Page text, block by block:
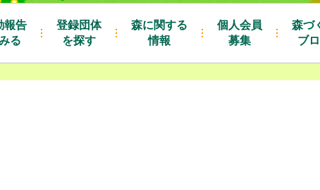
報告
る
登録団体
を探す
森に関する
情報
個人会員
募集
森づ
ブ